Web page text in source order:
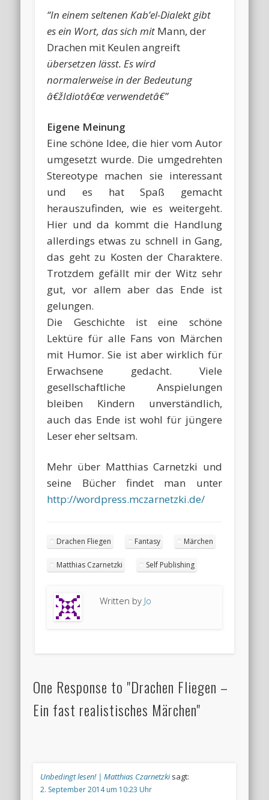
“In einem seltenen Kab’el-Dialekt gibt
es ein Wort, das sich mit Mann, der
Drachen mit Keulen angreift
übersetzen lässt. Es wird
normalerweise in der Bedeutung
â€žIdiotâ€œ verwendetâ€”
Eigene Meinung
Eine schöne Idee, die hier vom Autor
umgesetzt wurde. Die umgedrehten
Stereotype machen sie interessant
und es hat Spaß gemacht
herauszufinden, wie es weitergeht.
Hier und da kommt die Handlung
allerdings etwas zu schnell in Gang,
das geht zu Kosten der Charaktere.
Trotzdem gefällt mir der Witz sehr
gut, vor allem aber das Ende ist
gelungen.
Die Geschichte ist eine schöne
Lektüre für alle Fans von Märchen
mit Humor. Sie ist aber wirklich für
Erwachsene gedacht. Viele
gesellschaftliche Anspielungen
bleiben Kindern unverständlich,
auch das Ende ist wohl für jüngere
Leser eher seltsam.
Mehr über Matthias Carnetzki und
seine Bücher findet man unter
http://wordpress.mczarnetzki.de/
Drachen Fliegen Fantasy Märchen
Matthias Czarnetzki Self Publishing
Written by Jo
One Response to "Drachen Fliegen –
Ein fast realistisches Märchen"
Unbedingt lesen! | Matthias Czarnetzki sagt:
2. September 2014 um 10:23 Uhr